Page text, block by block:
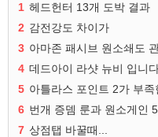
1 헤드헌터 13개 도박 결과
2 감전강도 차이가
3 아마존 패시브 원소쇄도
4 데드아이 라샷 뉴비 입니
5 아틀라스 포인트 2가 부족
6 번개 증뎀 룬과 원소게인
7 상점탭 바꿀때...